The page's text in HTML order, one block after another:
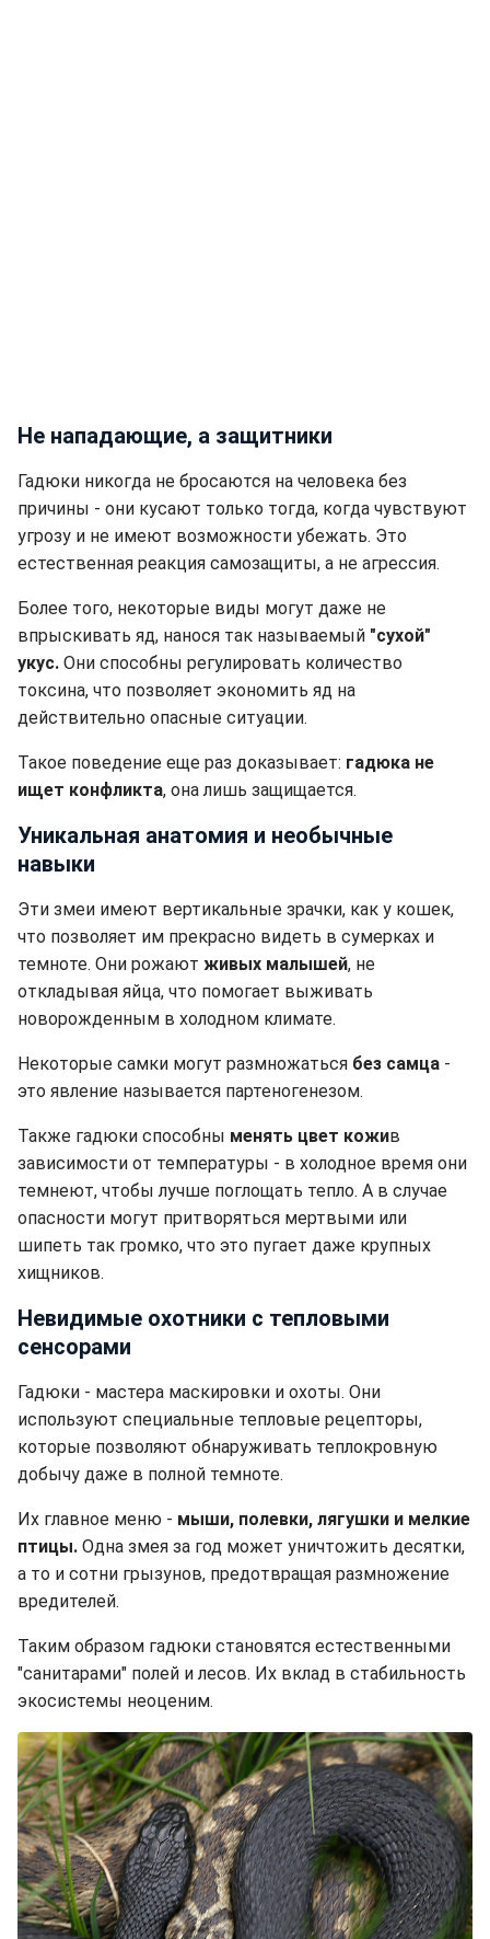
Не нападающие, а защитники
Гадюки никогда не бросаются на человека без
причины - они кусают только тогда, когда чувствуют
угрозу и не имеют возможности убежать. Это
естественная реакция самозащиты, а не агрессия.
Более того, некоторые виды могут даже не
впрыскивать яд, нанося так называемый "сухой"
укус. Они способны регулировать количество
токсина, что позволяет экономить яд на
действительно опасные ситуации.
Такое поведение еще раз доказывает: гадюка не
ищет конфликта, она лишь защищается.
Уникальная анатомия и необычные
навыки
Эти змеи имеют вертикальные зрачки, как у кошек,
что позволяет им прекрасно видеть в сумерках и
темноте. Они рожают живых малышей, не
откладывая яйца, что помогает выживать
новорожденным в холодном климате.
Некоторые самки могут размножаться без самца -
это явление называется партеногенезом.
Также гадюки способны менять цвет кожив
зависимости от температуры - в холодное время они
темнеют, чтобы лучше поглощать тепло. А в случае
опасности могут притворяться мертвыми или
шипеть так громко, что это пугает даже крупных
хищников.
Невидимые охотники с тепловыми
сенсорами
Гадюки - мастера маскировки и охоты. Они
используют специальные тепловые рецепторы,
которые позволяют обнаруживать теплокровную
добычу даже в полной темноте.
Их главное меню - мыши, полевки, лягушки и мелкие
птицы. Одна змея за год может уничтожить десятки,
а то и сотни грызунов, предотвращая размножение
вредителей.
Таким образом гадюки становятся естественными
"санитарами" полей и лесов. Их вклад в стабильность
экосистемы неоценим.